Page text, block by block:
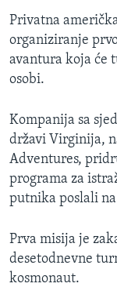
pretragu
BOSNA I
SVIJET
SPECIJALNI
KORUPCIJA
SLOBODA MEDIJA
IZBJEGLIČKA
MAGAZIN
O GLASU AMERIKE
Learning English
PRATITE NAS
Privatna
organiziranje
avantura koja će
osobi.
Kompanija sa
državi Virginija,
Adventures,
programa za
putnika poslali
Prva misija je
desetodnevne
kosmonaut.